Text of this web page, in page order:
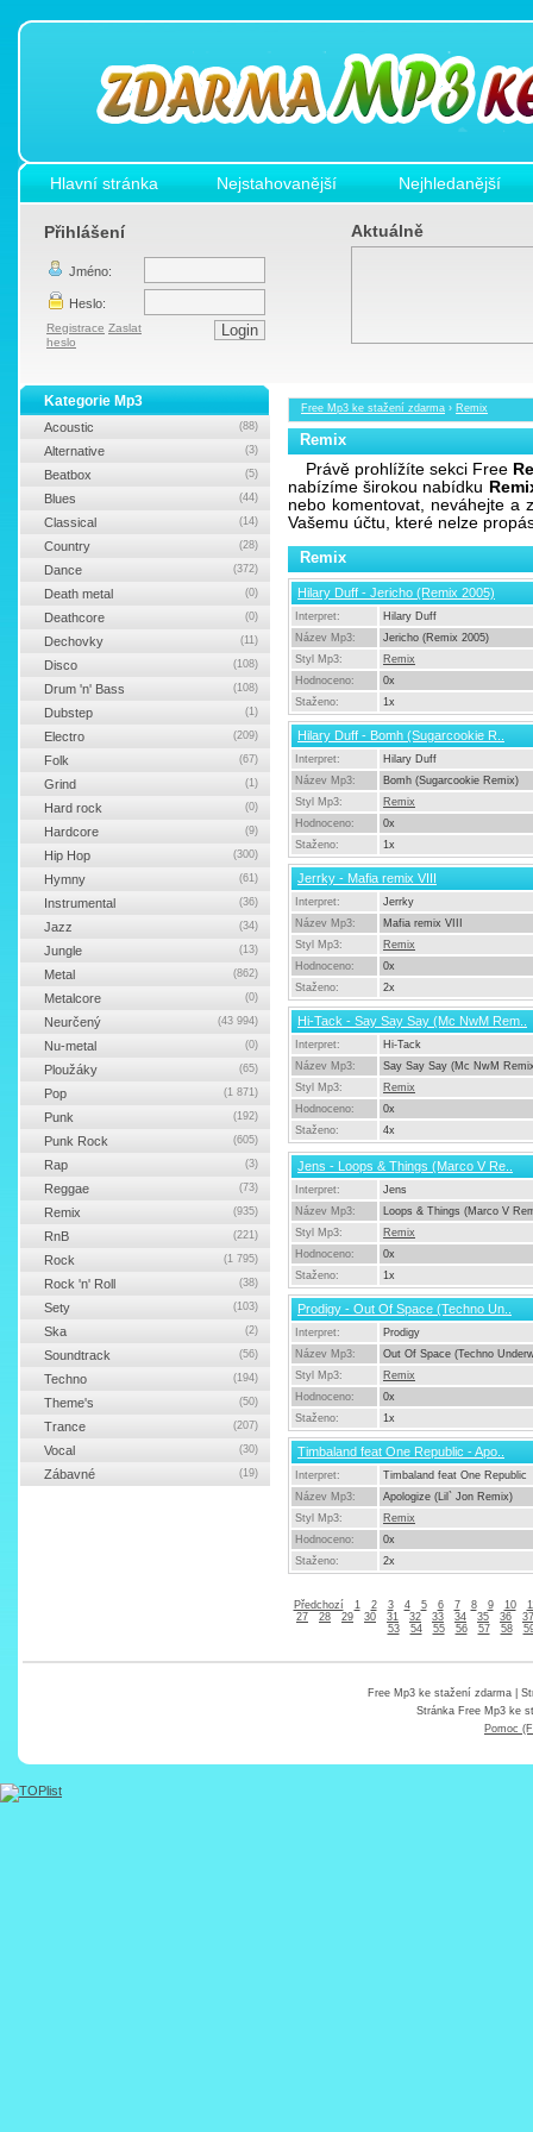
Hlavní stránka Nejstahovanější Nejhledanější
Přihlášení
Jméno:
Heslo:
Registrace Zaslat
heslo
Aktuálně
Free Mp3 ke stažení zdarma › Remix
Remix
Právě prohlížíte sekci Free
nabízíme širokou nabídku
nebo komentovat, neváhejte a
Vašemu účtu, které nelze
Remix
Hilary Duff - Jericho (Remix 2005)
Interpret:
Hilary Duff
Název Mp3:
Jericho (Remix 2005)
Styl Mp3:
Remix
Hodnoceno:
0x
Staženo:
1x
Hilary Duff - Bomh (Sugarcookie R..
Interpret:
Hilary Duff
Název Mp3:
Bomh (Sugarcookie Remix)
Styl Mp3:
Remix
Hodnoceno:
0x
Staženo:
1x
Jerrky - Mafia remix VIII
Interpret:
Jerrky
Název Mp3:
Mafia remix VIII
Styl Mp3:
Remix
Hodnoceno:
0x
Staženo:
2x
Hi-Tack - Say Say Say (Mc NwM Rem..
Interpret:
Hi-Tack
Název Mp3:
Say Say Say (Mc NwM
Styl Mp3:
Remix
Hodnoceno:
0x
Staženo:
4x
Jens - Loops & Things (Marco V Re..
Interpret:
Jens
Název Mp3:
Loops & Things (Marco V
Styl Mp3:
Remix
Hodnoceno:
0x
Staženo:
1x
Prodigy - Out Of Space (Techno Un..
Interpret:
Prodigy
Název Mp3:
Out Of Space (Techno
Styl Mp3:
Remix
Hodnoceno:
0x
Staženo:
1x
Timbaland feat One Republic - Apo..
Interpret:
Timbaland feat One Republic
Název Mp3:
Apologize (Lil` Jon Remix)
Styl Mp3:
Remix
Hodnoceno:
0x
Staženo:
2x
Předchozí 1 2 3 4 5 6 7 8 9 10
27
28 29 30 31 32 33 34 35 36
37
53
54 55 56 57 58
Kategorie Mp3
Acoustic (88)
Alternative (3)
Beatbox (5)
Blues (44)
Classical (14)
Country (28)
Dance (372)
Death metal (0)
Deathcore (0)
Dechovky (11)
Disco (108)
Drum 'n' Bass (108)
Dubstep (1)
Electro (209)
Folk (67)
Grind (1)
Hard rock (0)
Hardcore (9)
Hip Hop (300)
Hymny (61)
Instrumental (36)
Jazz (34)
Jungle (13)
Metal (862)
Metalcore (0)
Neurčený (43 994)
Nu-metal (0)
Ploužáky (65)
Pop (1 871)
Punk (192)
Punk Rock (605)
Rap (3)
Reggae (73)
Remix (935)
RnB (221)
Rock (1 795)
Rock 'n' Roll (38)
Sety (103)
Ska (2)
Soundtrack (56)
Techno (194)
Theme's (50)
Trance (207)
Vocal (30)
Zábavné (19)
Free Mp3 ke stažení zdarma|
Stránka Free Mp3 ke
Pomoc